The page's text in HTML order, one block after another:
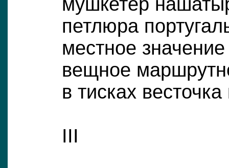
петлюра
местное
вещное
в тисках
III